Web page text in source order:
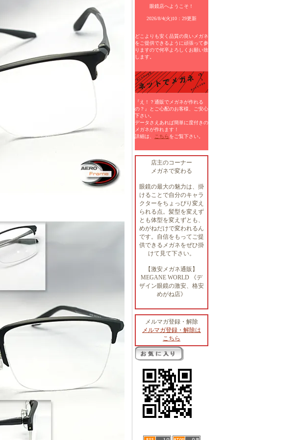
眼鏡店へようこそ！
2026/8/4(火)10：29更新
どこよりも安く品質の良いメガネ
をご提供できるように頑張って参
りますので何卒よろしくお願い致
します。
『え！？通販でメガネが作れる
の？』とご心配のお客様、ご安心
下さい。
データさえあれば簡単に度付きの
メガネが作れます！
詳細は、
こちらをご覧下さい。
店主のコーナー
メガネで変わる
眼鏡の最大の魅力は、掛
けることで自分のキャラ
クターをちょっぴり変え
られる点。髪型を変えず
とも体型を変えずとも、
めがねだけで変われるん
です。自信をもってご提
供できるメガネをぜひ掛
けて見て下さい。
【激安メガネ通販】
MEGANE WORLD 《デ
ザイン眼鏡の激安、格安
めがね店》
メルマガ登録・解除
メルマガ登録・解除は
こちら